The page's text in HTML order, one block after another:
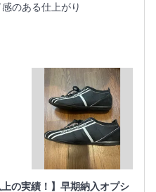
のある仕上がり
上の実績！】早期納入オプシ